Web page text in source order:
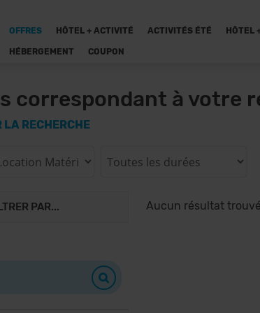
OFFRES HÔTEL + ACTIVITÉ ACTIVITÉS ÉTÉ HÔTEL
HÉBERGEMENT COUPON
correspondant à votre
LA RECHERCHE
PAR... Aucun résultat